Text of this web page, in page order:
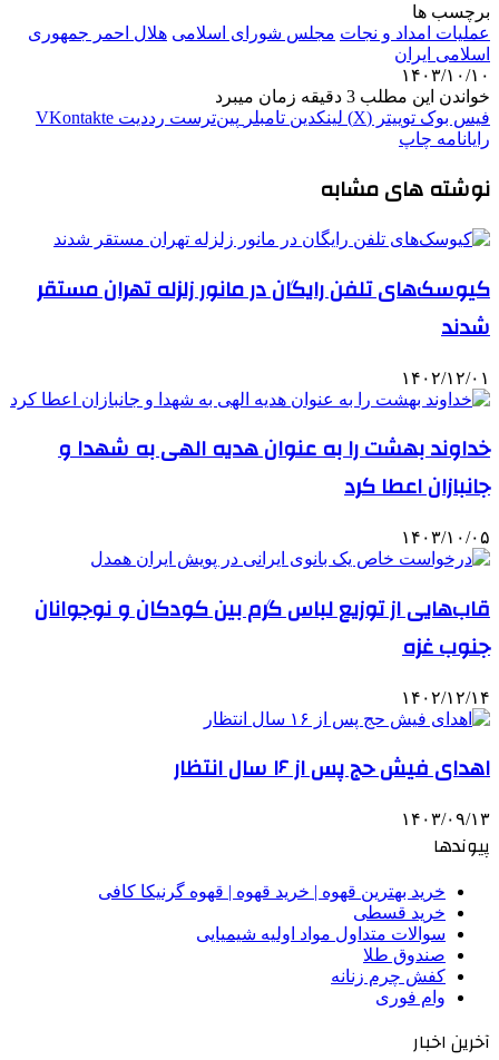
برچسب ها
عملیات امداد و نجات مجلس شورای اسلامی هلال احمر جمهوری
اسلامی ایران
۱۴۰۳/۱۰/۱۰
خواندن این مطلب 3 دقیقه زمان میبرد
فیس بوک توییتر (X) لینکدین ‫تامبلر ‫پین‌ترست ‫رددیت ‫VKontakte
رایانامه چاپ
نوشته های مشابه
کیوسک‌های تلفن رایگان در مانور زلزله تهران مستقر
شدند
۱۴۰۲/۱۲/۰۱
خداوند بهشت را به عنوان هدیه الهی به شهدا و
جانبازان اعطا کرد
۱۴۰۳/۱۰/۰۵
قاب‌هایی از توزیع لباس گرم بین کودکان و نوجوانان
جنوب غزه
۱۴۰۲/۱۲/۱۴
اهدای فیش حج پس از ۱۶ سال انتظار
۱۴۰۳/۰۹/۱۳
پیوندها
خرید بهترین قهوه | خرید قهوه | قهوه گرنیکا کافی
خرید قسطی
سوالات متداول مواد اولیه شیمیایی
صندوق طلا
کفش چرم زنانه
وام فوری
آخرین اخبار